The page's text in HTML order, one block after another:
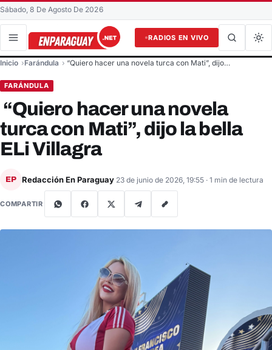
Sábado, 8 De Agosto De 2026
RADIOS EN VIVO
Buscar en el sitio
Inicio Farándula “Quiero hacer una novela turca con Mati”, dijo…
FARÁNDULA
“Quiero hacer una novela
turca con Mati”, dijo la bella
ELi Villagra
EP Redacción En Paraguay 23 de junio de 2026, 19:55 · 1 min de lectura
COMPARTIR